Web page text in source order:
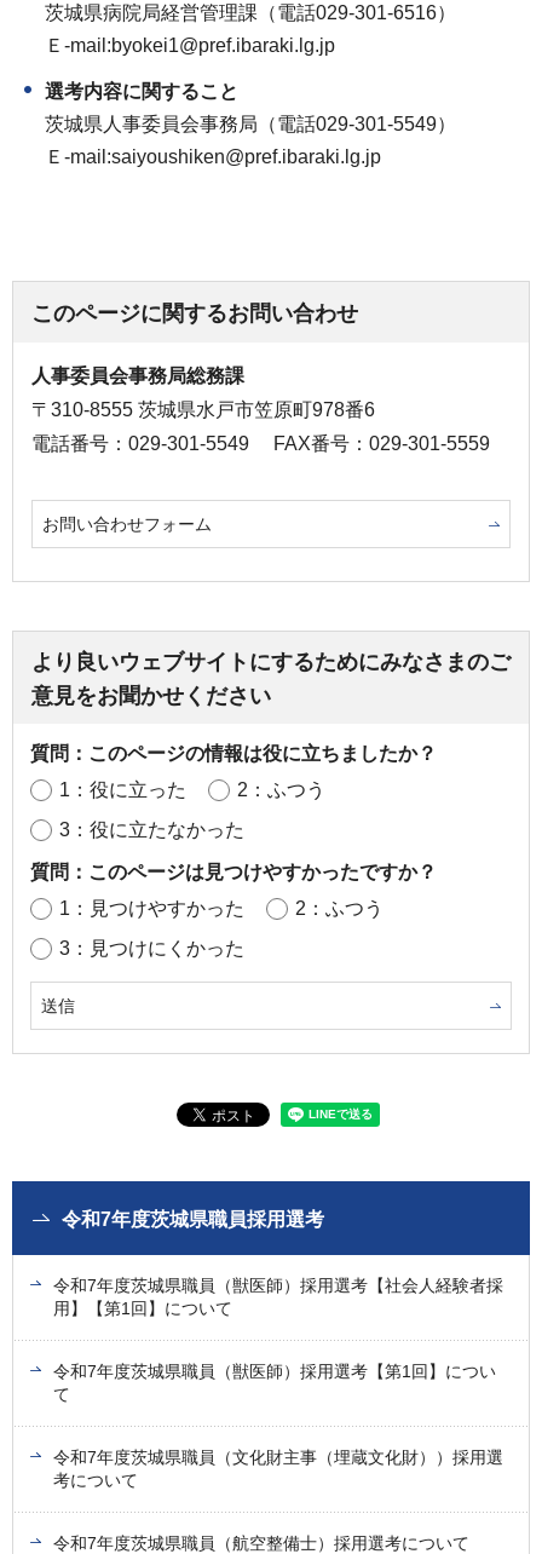
茨城県病院局経営管理課（電話029-301-6516）
Ｅ-mail:byokei1@pref.ibaraki.lg.jp
選考内容に関すること
茨城県人事委員会事務局（電話029-301-5549）
Ｅ-mail:saiyoushiken@pref.ibaraki.lg.jp
このページに関するお問い合わせ
人事委員会事務局総務課
〒310-8555 茨城県水戸市笠原町978番6
電話番号：029-301-5549
FAX番号：029-301-5559
お問い合わせフォーム
より良いウェブサイトにするためにみなさまのご
意見をお聞かせください
質問：このページの情報は役に立ちましたか？
1：役に立った
2：ふつう
3：役に立たなかった
質問：このページは見つけやすかったですか？
1：見つけやすかった
2：ふつう
3：見つけにくかった
令和7年度茨城県職員採用選考
令和7年度茨城県職員（獣医師）採用選考【社会人経験者採
用】【第1回】について
令和7年度茨城県職員（獣医師）採用選考【第1回】につい
て
令和7年度茨城県職員（文化財主事（埋蔵文化財））採用選
考について
令和7年度茨城県職員（航空整備士）採用選考について